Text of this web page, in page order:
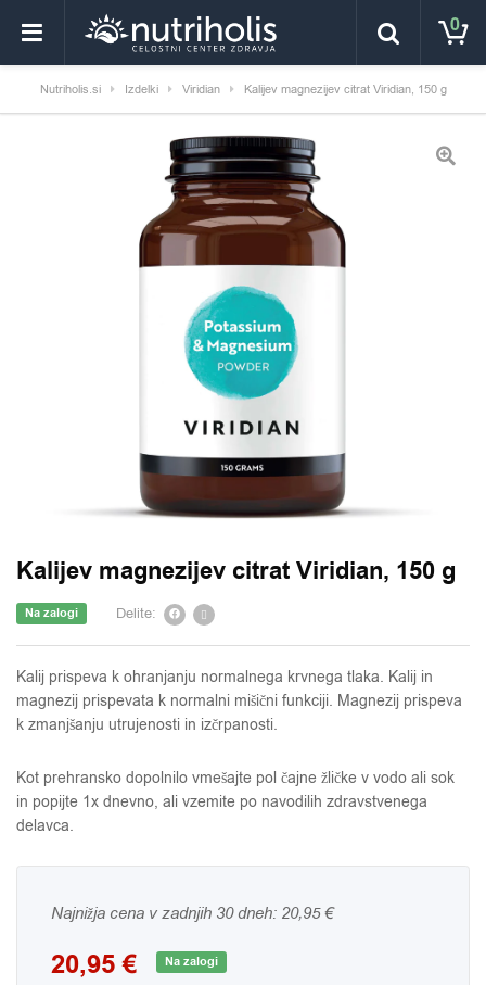
0
Nutriholis.si Izdelki Viridian Kalijev magnezijev citrat Viridian, 150 g
Kalijev magnezijev citrat Viridian, 150 g
Delite:
Na zalogi
Kalij prispeva k ohranjanju normalnega krvnega tlaka. Kalij in
magnezij prispevata k normalni mišični funkciji. Magnezij prispeva
k zmanjšanju utrujenosti in izčrpanosti.
Kot prehransko dopolnilo vmešajte pol čajne žličke v vodo ali sok
in popijte 1x dnevno, ali vzemite po navodilih zdravstvenega
delavca.
Najnižja cena v zadnjih 30 dneh: 20,95€
20,95€ Na zalogi